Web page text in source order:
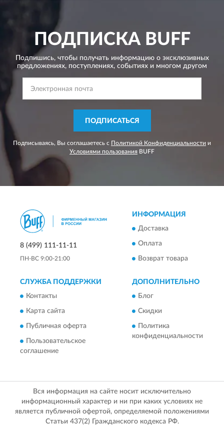
ПОДПИСКАBUFF
Подпишись, чтобы получать информацию о эксклюзивных
предложениях, поступлениях, событиях и многом другом
ПОДПИСАТЬСЯ
Подписываясь, Вы соглашаетесь с Политикой Конфиденциальности и
Условиями пользования BUFF
8 (499) 111-11-11
ПН-ВС 9:00-21:00
ИНФОРМАЦИЯ
Доставка
Оплата
Возврат товара
СЛУЖБА ПОДДЕРЖКИ
Контакты
Карта сайта
Публичная оферта
Пользовательское
соглашение
ДОПОЛНИТЕЛЬНО
Блог
Скидки
Политика
конфиденциальности
Вся информация на сайте носит исключительно
информационный характер и ни при каких условиях не
является публичной офертой, определяемой положениями
Статьи 437(2) Гражданского кодекса РФ.